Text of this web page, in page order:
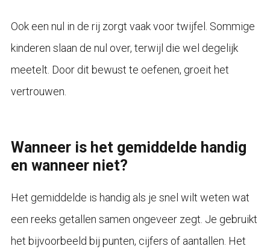
Ook een nul in de rij zorgt vaak voor twijfel. Sommige
kinderen slaan de nul over, terwijl die wel degelijk
meetelt. Door dit bewust te oefenen, groeit het
vertrouwen.
Wanneer is het gemiddelde handig
en wanneer niet?
Het gemiddelde is handig als je snel wilt weten wat
een reeks getallen samen ongeveer zegt. Je gebruikt
het bijvoorbeeld bij punten, cijfers of aantallen. Het